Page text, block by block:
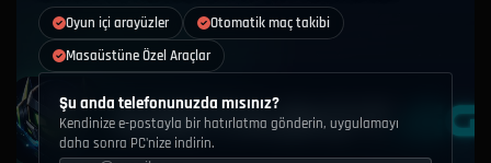
Oyun içi arayüzler
Otomatik maç takibi
Masaüstüne Özel Araçlar
Şu anda telefonunuzda mısınız?
Kendinize e-postayla bir hatırlatma gönderin, uygulamayı
daha sonra PC'nize indirin.